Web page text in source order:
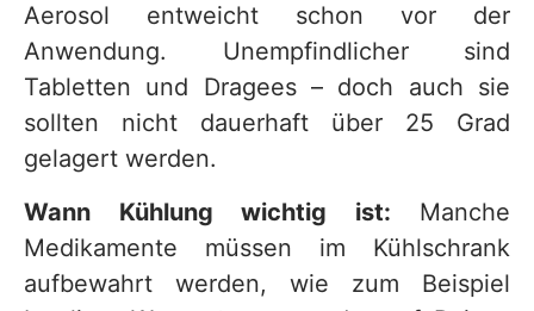
Aerosol entweicht schon vor der
Anwendung. Unempfindlicher sind
Tabletten und Dragees – doch auch sie
sollten nicht dauerhaft über 25 Grad
gelagert werden.
Wann Kühlung wichtig ist: Manche
Medikamente müssen im Kühlschrank
aufbewahrt werden, wie zum Beispiel